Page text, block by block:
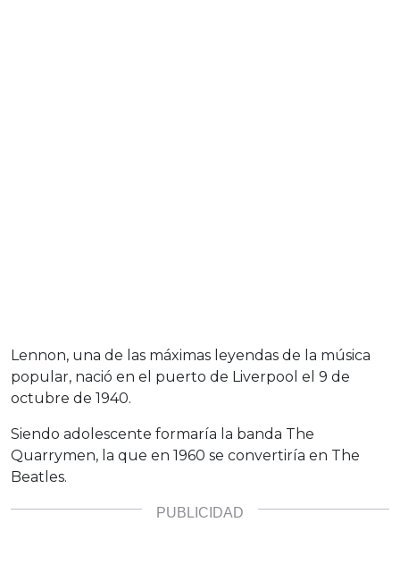
Lennon, una de las máximas leyendas de la música
popular, nació en el puerto de Liverpool el 9 de
octubre de 1940.
Siendo adolescente formaría la banda The
Quarrymen, la que en 1960 se convertiría en The
Beatles.